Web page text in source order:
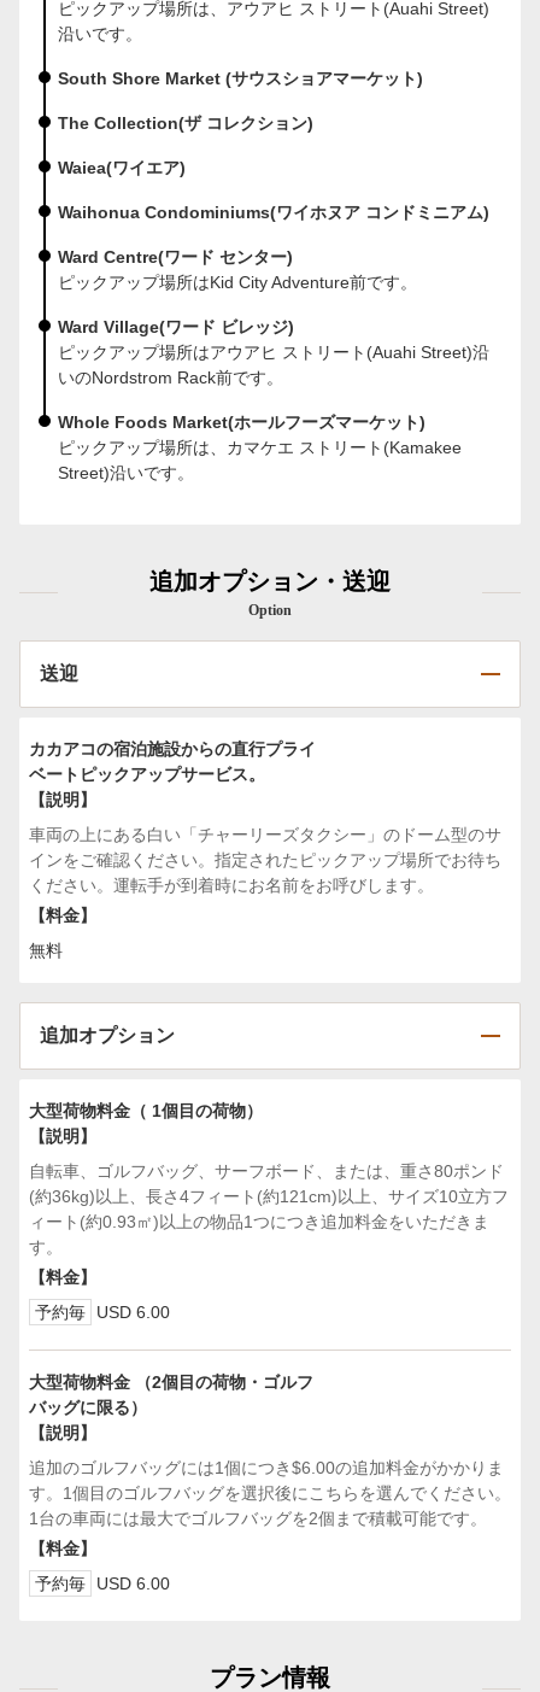
ピックアップ場所は、アウアヒ ストリート(Auahi Street)
沿いです。
South Shore Market (サウスショアマーケット)
The Collection(ザ コレクション)
Waiea(ワイエア)
Waihonua Condominiums(ワイホヌア コンドミニアム)
Ward Centre(ワード センター)
ピックアップ場所はKid City Adventure前です。
Ward Village(ワード ビレッジ)
ピックアップ場所はアウアヒ ストリート(Auahi Street)沿
いのNordstrom Rack前です。
Whole Foods Market(ホールフーズマーケット)
ピックアップ場所は、カマケエ ストリート(Kamakee
Street)沿いです。
追加オプション・送迎
Option
送迎
カカアコの宿泊施設からの直行プライ
ベートピックアップサービス。
【説明】
車両の上にある白い「チャーリーズタクシー」のドーム型のサ
インをご確認ください。指定されたピックアップ場所でお待ち
ください。運転手が到着時にお名前をお呼びします。
【料金】
無料
追加オプション
大型荷物料金（ 1個目の荷物）
【説明】
自転車、ゴルフバッグ、サーフボード、または、重さ80ポンド
(約36kg)以上、長さ4フィート(約121cm)以上、サイズ10立方フ
ィート(約0.93㎡)以上の物品1つにつき追加料金をいただきま
す。
【料金】
予約毎
USD 6.00
大型荷物料金 （2個目の荷物・ゴルフ
バッグに限る）
【説明】
追加のゴルフバッグには1個につき$6.00の追加料金がかかりま
す。1個目のゴルフバッグを選択後にこちらを選んでください。
1台の車両には最大でゴルフバッグを2個まで積載可能です。
【料金】
予約毎
USD 6.00
プラン情報